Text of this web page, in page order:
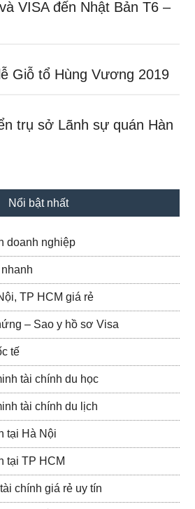
VISA đến Nhật Bản T6 –
Giỗ tổ Hùng Vương 2019
trụ sở Lãnh sự quán Hàn
Nổi bật nhất
doanh nghiệp
TP HCM giá rẻ
– Sao y hồ sơ Visa
tế
tài chính du học
tài chính du lịch
tại Hà Nội
tại TP HCM
chính giá rẻ uy tín